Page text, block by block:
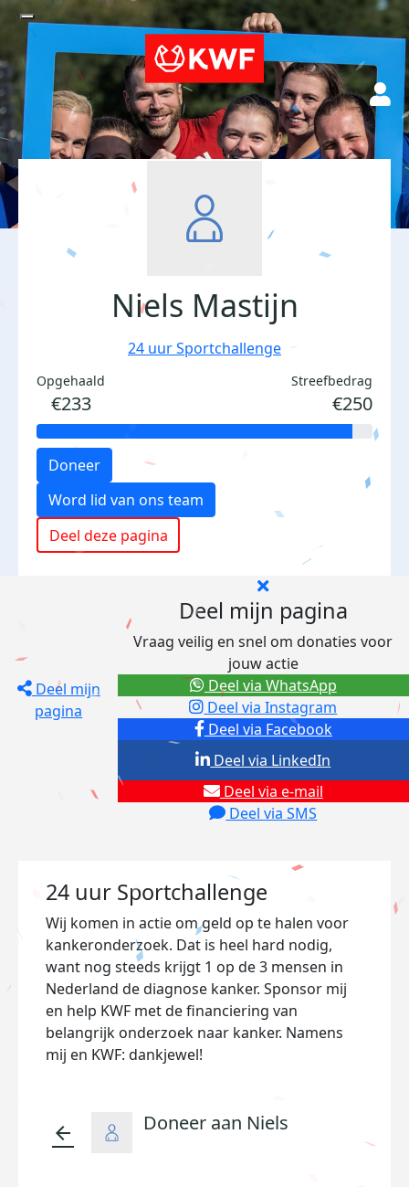
Niels Mastijn
24 uur Sportchallenge
Opgehaald
€233
Streefbedrag
€250
Doneer
Word lid van ons team
Deel deze pagina
Deel mijn
pagina
Deel mijn pagina
Vraag veilig en snel om donaties voor
jouw actie
Deel via Facebook
Deel via Instagram
Deel via e-mail
Deel via SMS
Deel via LinkedIn
Deel via WhatsApp
24 uur Sportchallenge
Wij komen in actie om geld op te halen voor
kankeronderzoek. Dat is heel hard nodig,
want nog steeds krijgt 1 op de 3 mensen in
Nederland de diagnose kanker. Sponsor mij
en help KWF met de financiering van
belangrijk onderzoek naar kanker. Namens
mij en KWF: dankjewel!
arrow_back Doneer aan Niels